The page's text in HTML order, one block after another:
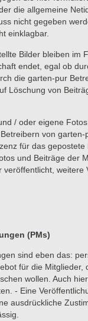
die allgemeine
nicht gegeben
einklagbar.
Bilder bleiben im
endet, egal ob
die garten-pur
Löschung von
/ oder eigene
von garten-
für das gepostete
und Beiträge der
veröffentlicht, weitere
(PMs)
sind eben das:
für die Mitglieder,
wollen. Auch
- Eine
ausdrückliche